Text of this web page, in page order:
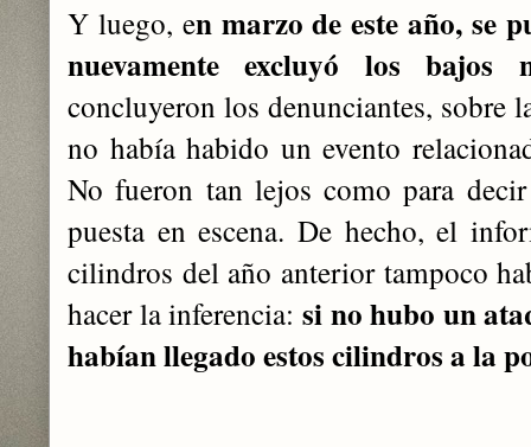
Y luego, en marzo de este año, se
nuevamente excluyó los bajos
concluyeron los denunciantes, sobre
no había habido un evento
No fueron tan lejos como para
puesta en escena. De hecho, el
cilindros del año anterior tampoco
hacer la inferencia: si no hubo un
habían llegado estos cilindros a la